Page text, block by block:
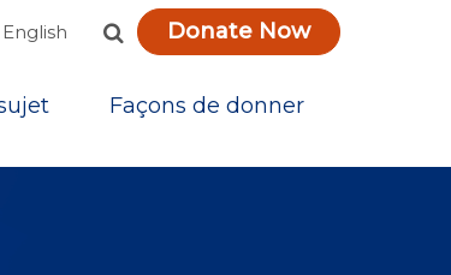
English Donate Now
Façons de donner